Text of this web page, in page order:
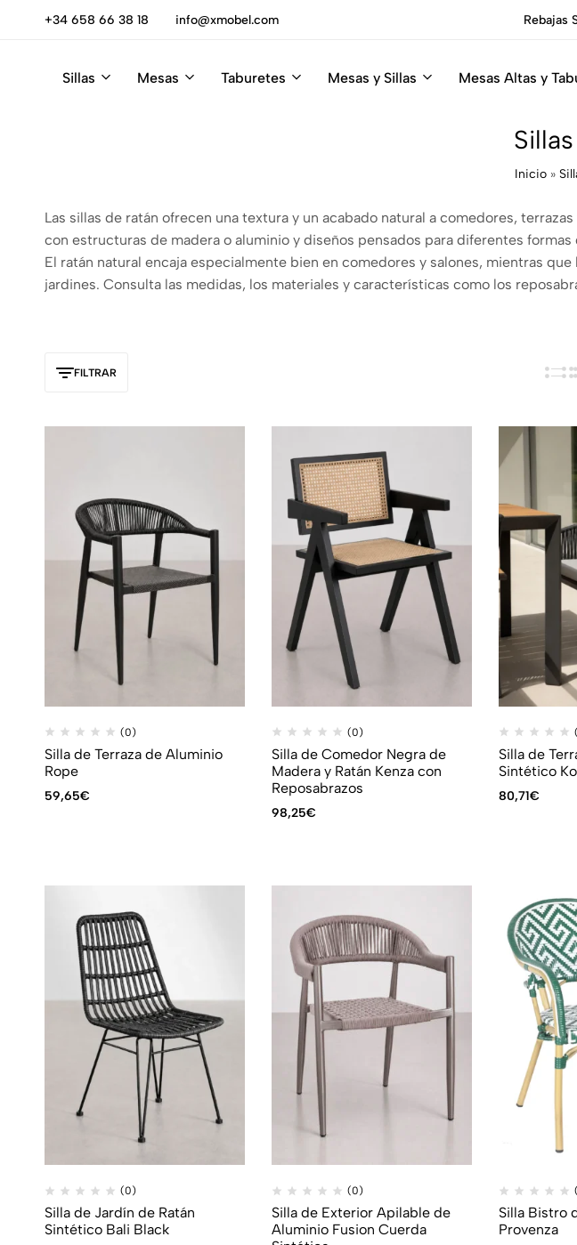
+34 658 66 38 18 info@xmobel.com Rebajas
Sillas Mesas Taburetes Mesas y Sillas Mesas Altas y
Inicio »
Las sillas de ratán ofrecen una textura y un acabado natural a comedores,
con estructuras de madera o aluminio y diseños pensados para diferentes
El ratán natural encaja especialmente bien en comedores y salones, mientras
jardines. Consulta las medidas, los materiales y características como los
FILTRAR
(0)
Silla de Terraza de Aluminio
Rope
59,65€
(0)
Silla de Comedor Negra de
Madera y Ratán Kenza con
Reposabrazos
98,25€
Silla de
Sintético
80,71€
(0)
Silla de Jardín de Ratán
Sintético Bali Black
(0)
Silla de Exterior Apilable de
Aluminio Fusion Cuerda
Silla Bistro
Provenza